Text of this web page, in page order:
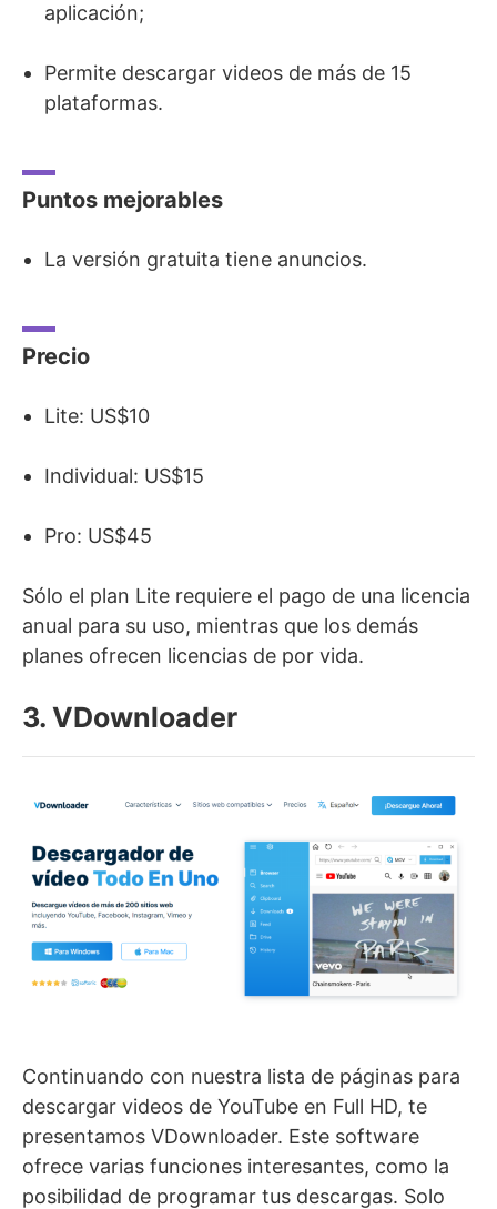
aplicación;
Permite descargar videos de más de 15
plataformas.
Puntos mejorables
La versión gratuita tiene anuncios.
Precio
Lite: US$10
Individual: US$15
Pro: US$45
Sólo el plan Lite requiere el pago de una licencia
anual para su uso, mientras que los demás
planes ofrecen licencias de por vida.
3. VDownloader
Continuando con nuestra lista de páginas para
descargar videos de YouTube en Full HD, te
presentamos VDownloader. Este software
ofrece varias funciones interesantes, como la
posibilidad de programar tus descargas. Solo